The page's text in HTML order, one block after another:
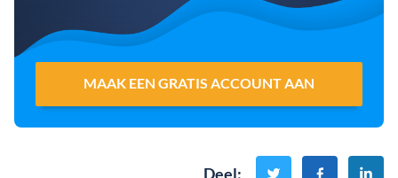
MAAK EEN GRATIS ACCOUNT AAN
Deel: